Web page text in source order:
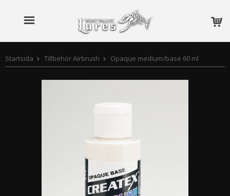
Startsida Tillbehör Airbrush Opaque medium/base 60 ml